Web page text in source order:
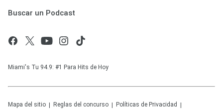
Buscar un Podcast
Miami's Tu 94.9: #1 Para Hits de Hoy
Mapa del sitio Reglas del concurso Políticas de Privacidad